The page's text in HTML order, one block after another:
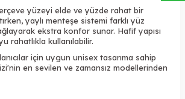
yüzeyi elde ve yüzde rahat bir
yaylı menteşe sistemi farklı yüz
ekstra konfor sunar. Hafif yapısı
rahatlıkla kullanılabilir.
için uygun unisex tasarıma sahip
en sevilen ve zamansız modellerinden